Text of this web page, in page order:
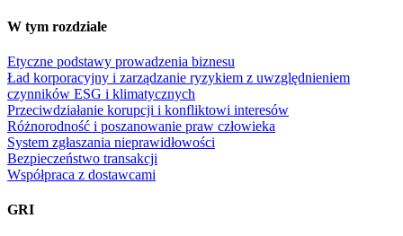
W tym rozdziale
Etyczne podstawy prowadzenia biznesu
Ład korporacyjny i zarządzanie ryzykiem z uwzględnieniem
czynników ESG i klimatycznych
Przeciwdziałanie korupcji i konfliktowi interesów
Różnorodność i poszanowanie praw człowieka
System zgłaszania nieprawidłowości
Bezpieczeństwo transakcji
Współpraca z dostawcami
GRI